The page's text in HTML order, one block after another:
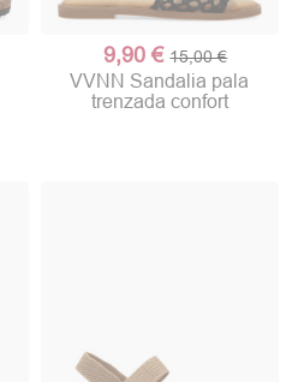
9,90 € 15,00 €
VVNN Sandalia pala
trenzada confort